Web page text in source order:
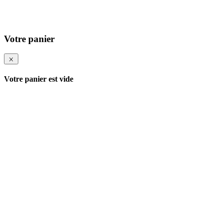
Votre panier
Votre panier est vide